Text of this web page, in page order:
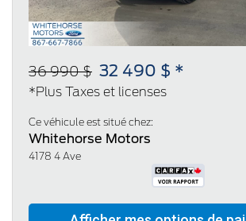
36 990 $ 32 490 $ *
*Plus Taxes et licenses
Ce véhicule est situé chez:
Whitehorse Motors
4178 4 Ave